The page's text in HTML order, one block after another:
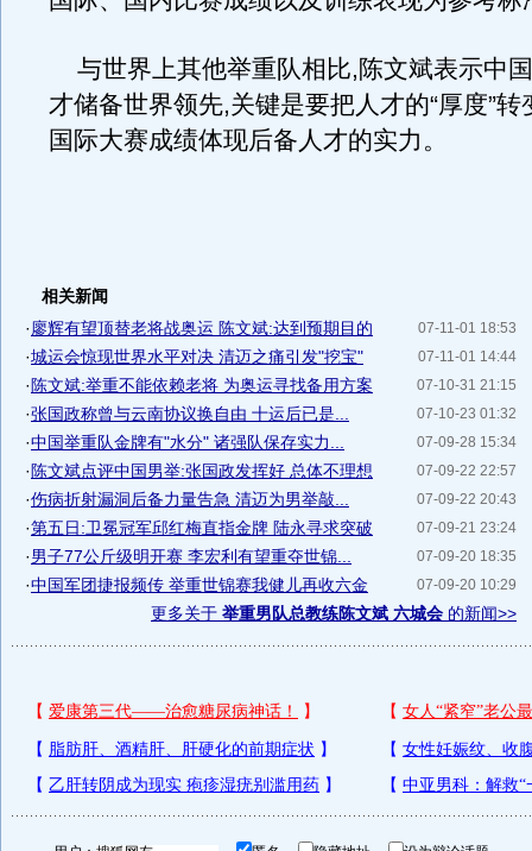
与世界上其他举重队相比,陈文斌表示中
才储备世界领先,关键是要把人才的“厚度”转
国际大赛成绩体现后备人才的实力。
相关新闻
07-11-01 18:53
·廖辉有望顶替老将战奥运 陈文斌:达到预期目的
07-11-01 14:44
·城运会惊现世界水平对决 清迈之痛引发"挖宝"
07-10-31 21:15
· 陈文斌:举重不能依赖老将 为奥运寻找备用方案
07-10-23 01:32
·张国政称曾与云南协议换自由 十运后已是...
07-09-28 15:34
·中国举重队金牌有"水分" 诸强队保存实力...
07-09-22 22:57
· 陈文斌点评中国男举:张国政发挥好 总体不理想
07-09-22 20:43
·伤病折射漏洞后备力量告急 清迈为男举敲...
07-09-21 23:24
·第五日:卫冕冠军邱红梅直指金牌 陆永寻求突破
07-09-20 18:35
·男子77公斤级明开赛 李宏利有望重夺世锦...
07-09-20 10:29
·中国军团捷报频传 举重世锦赛我健儿再收六金
更多关于 举重男队总教练陈文斌 六城会 的新闻>>